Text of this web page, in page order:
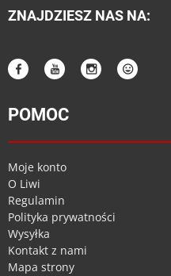
ZNAJDZIESZ NAS NA:
POMOC
Moje konto
O Liwi
Regulamin
Polityka prywatności
Wysyłka
Kontakt z nami
Mapa strony